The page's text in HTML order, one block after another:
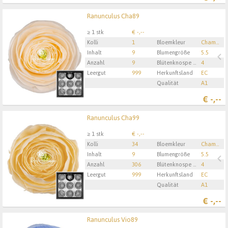
Ranunculus Cha89
≥ 1 stk
€ -,--
Kolli
1 Bloemkleur
Inhalt
9 Blumengröße
5.5
Anzahl
9
4
Leergut
999 Herkunftsland
EC
Qualität
A1
€ -,--
Ranunculus Cha89
U moet ingelogd zijn om te kunnen kopen.
anmelden
Ranunculus Cha99
≥ 1 stk
€ -,--
Kolli
34 Bloemkleur
Inhalt
9 Blumengröße
5.5
Anzahl
306
4
Leergut
999 Herkunftsland
EC
Qualität
A1
€ -,--
U moet ingelogd zijn om te kunnen kopen.
anmelden
Ranunculus Vio89
Ranunculus Vio89